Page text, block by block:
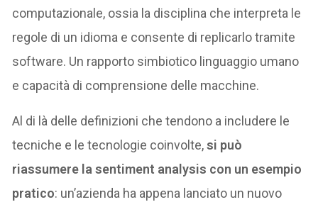
computazionale, ossia la disciplina che interpreta le
regole di un idioma e consente di replicarlo tramite
software. Un rapporto simbiotico linguaggio umano
e capacità di comprensione delle macchine.
Al di là delle definizioni che tendono a includere le
tecniche e le tecnologie coinvolte,si può
riassumere la sentiment analysis con un esempio
pratico: un’azienda ha appena lanciato un nuovo